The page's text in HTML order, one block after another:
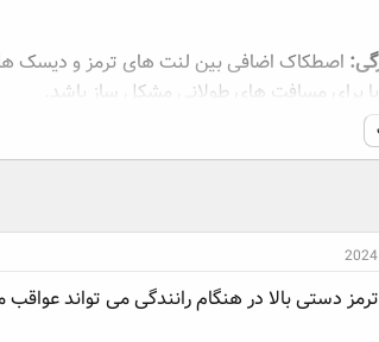
اصطکاک اضافی بین لنت های ترمز و دیسک ها
یا برای مسافت های طولانی مشکل ساز باشد.
حد:
آسیب برساند. در موارد شدید، گرمای بیش از حد
دستی بالا در هنگام رانندگی می تواند